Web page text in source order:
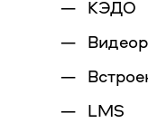
КЭДО
LMS